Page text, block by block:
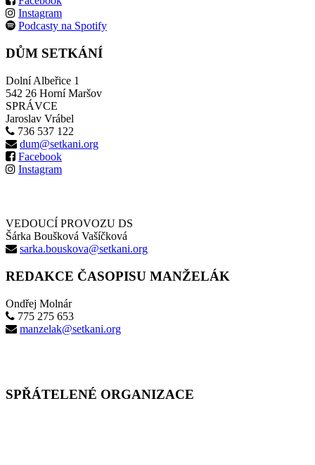
Instagram
Podcasty na Spotify
DŮM SETKÁNÍ
Dolní Albeřice 1
542 26 Horní Maršov
SPRÁVCE
Jaroslav Vrábel
736 537 122
dum@setkani.org
Facebook
Instagram
VEDOUCÍ PROVOZU DS
Šárka Boušková Vašíčková
sarka.bouskova@setkani.org
REDAKCE ČASOPISU MANŽELÁK
Ondřej Molnár
775 275 653
manzelak@setkani.org
SPŘÁTELENÉ ORGANIZACE